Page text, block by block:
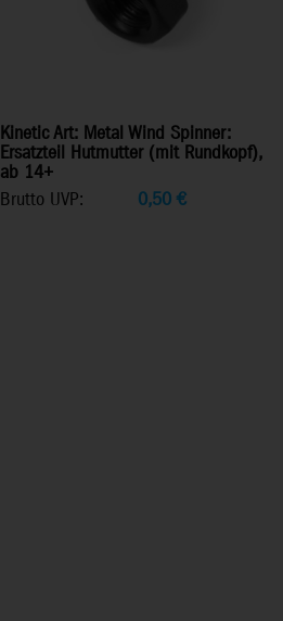
Kinetic Art: Metal Wind Spinner:
Ersatzteil Hutmutter (mit Rundkopf),
ab 14+
Brutto UVP:
0,50 €